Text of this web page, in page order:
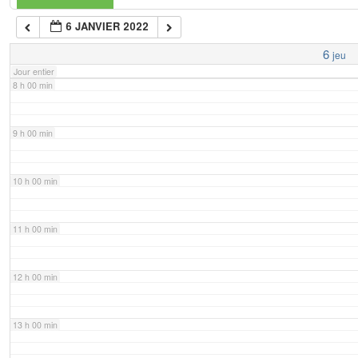
6 JANVIER 2022
6 jeu
Jour entier
7 h 00 min
8 h 00 min
9 h 00 min
10 h 00 min
11 h 00 min
12 h 00 min
13 h 00 min